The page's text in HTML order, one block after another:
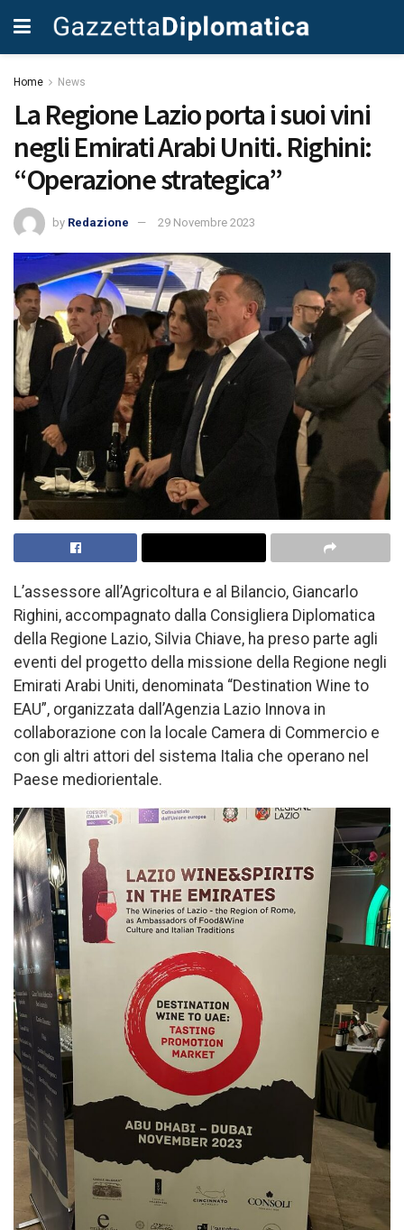
Home News
La Regione Lazio porta i suoi vini
negli Emirati Arabi Uniti. Righini:
“Operazione strategica”
by Redazione 29 Novembre 2023
L’assessore all’Agricoltura e al Bilancio, Giancarlo
Righini, accompagnato dalla Consigliera Diplomatica
della Regione Lazio, Silvia Chiave, ha preso parte agli
eventi del progetto della missione della Regione negli
Emirati Arabi Uniti, denominata “Destination Wine to
EAU”, organizzata dall’Agenzia Lazio Innova in
collaborazione con la locale Camera di Commercio e
con gli altri attori del sistema Italia che operano nel
Paese mediorientale.